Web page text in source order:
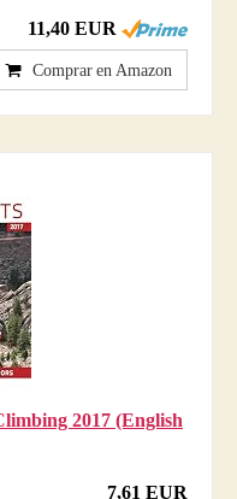
11,40 EUR
Comprar en Amazon
2017 (English
7,61 EUR